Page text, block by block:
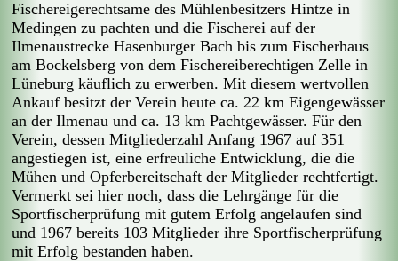
Fischereigerechtsame des Mühlenbesitzers Hintze in
Medingen zu pachten und die Fischerei auf der
Ilmenaustrecke Hasenburger Bach bis zum Fischerhaus
am Bockelsberg von dem Fischereiberechtigen Zelle in
Lüneburg käuflich zu erwerben. Mit diesem wertvollen
Ankauf besitzt der Verein heute ca. 22 km Eigengewässer
an der Ilmenau und ca. 13 km Pachtgewässer. Für den
Verein, dessen Mitgliederzahl Anfang 1967 auf 351
angestiegen ist, eine erfreuliche Entwicklung, die die
Mühen und Opferbereitschaft der Mitglieder rechtfertigt.
Vermerkt sei hier noch, dass die Lehrgänge für die
Sportfischerprüfung mit gutem Erfolg angelaufen sind
und 1967 bereits 103 Mitglieder ihre Sportfischerprüfung
mit Erfolg bestanden haben.